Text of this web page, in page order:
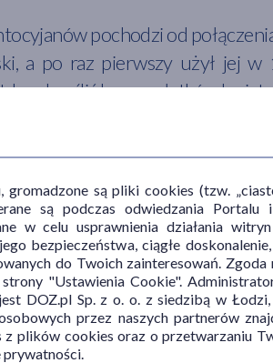
pochodzi od
a po raz pierwszy użył jej
by określić barwę płatków
produktysą pliki cookies (tzw.
są podczas odwiedzania Portalu
w celu usprawnienia działania
bezpieczeństwa, ciągłe
do Twoich zainteresowań.
"Ustawienia Cookie".
DOZ.pl Sp. z o. o. z siedzibą w
przez naszych partnerów
plików cookies oraz o przetwarzaniu
prywatności.